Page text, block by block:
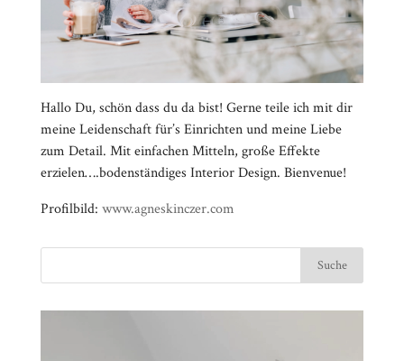
Hallo Du, schön dass du da bist! Gerne teile ich mit dir
meine Leidenschaft für’s Einrichten und meine Liebe
zum Detail. Mit einfachen Mitteln, große Effekte
erzielen….bodenständiges Interior Design. Bienvenue!
Profilbild: www.agneskinczer.com